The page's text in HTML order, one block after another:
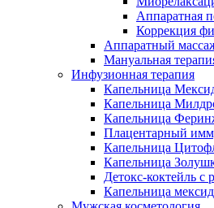
Аппаратная
Коррекция
Аппаратный
Мануальная
Инфузионная терапия
Капельница
Капельница
Капельница
Плацентарный
Капельница
Капельница
Детокс-коктейль с
Капельница